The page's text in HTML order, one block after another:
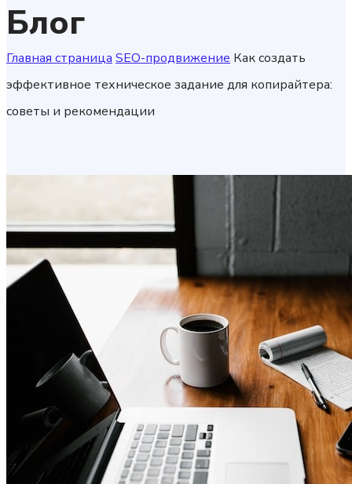
Блог
Главная страница SEO-продвижение Как создать
эффективное техническое задание для копирайтера:
советы и рекомендации